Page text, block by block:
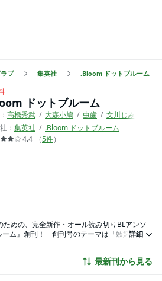
ブ 集英社 .Bloom ドットブルーム
ドットブルーム
高橋秀武 大森小鳩 虫歯 文川じみ
： 集英社
.Bloom ドットブルーム
4.4
（5件）
ための、完全新作・オール読み切りBLアンソ
ーム』創刊！ 創刊号のテーマは「嫉妬」。多
菜々子
詳細
最新刊から見る